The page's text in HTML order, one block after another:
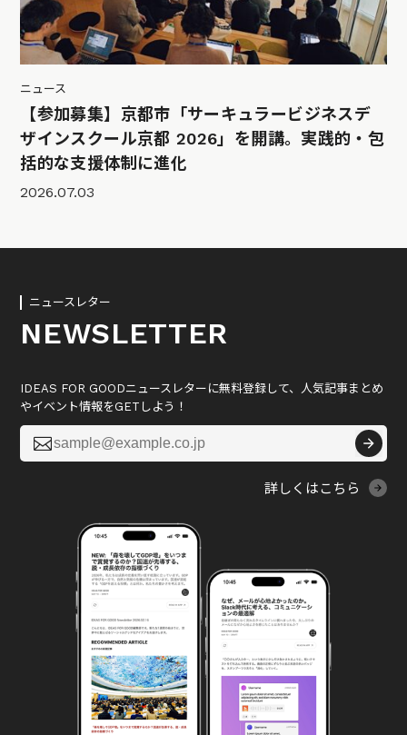
ニュース
【参加募集】京都市「サーキュラービジネスデ
ザインスクール京都 2026」を開講。実践的・包
括的な支援体制に進化
2026.07.03
ニュースレター
NEWSLETTER
IDEAS FOR GOODニュースレターに無料登録して、人気記事まとめ
やイベント情報をGETしよう！

詳しくはこちら